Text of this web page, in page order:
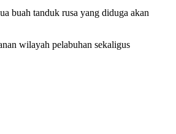
buah tanduk rusa yang diduga akan
wilayah pelabuhan sekaligus